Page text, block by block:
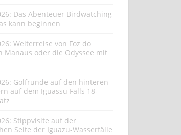
Das Abenteuer Birdwatching
kann beginnen
Weiterreise von Foz do
Manaus oder die Odyssee mit
Golfrunde auf den hinteren
auf dem Iguassu Falls 18-
Stippvisite auf der
Seite der Iguazu-Wasserfälle